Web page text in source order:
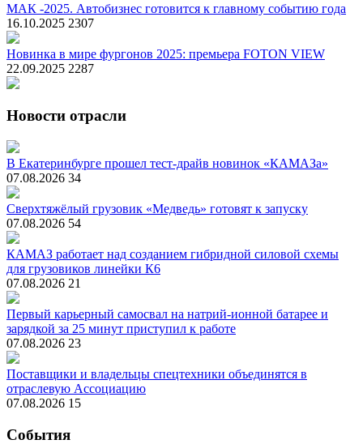
МАК -2025. Автобизнес готовится к главному событию года
16.10.2025 2307
Новинка в мире фургонов 2025: премьера FOTON VIEW
22.09.2025 2287
Новости отрасли
В Екатеринбурге прошел тест-драйв новинок «КАМАЗа»
07.08.2026 34
Сверхтяжёлый грузовик «Медведь» готовят к запуску
07.08.2026 54
КАМАЗ работает над созданием гибридной силовой схемы
для грузовиков линейки К6
07.08.2026 21
Первый карьерный самосвал на натрий-ионной батарее и
зарядкой за 25 минут приступил к работе
07.08.2026 23
Поставщики и владельцы спецтехники объединятся в
отраслевую Ассоциацию
07.08.2026 15
События